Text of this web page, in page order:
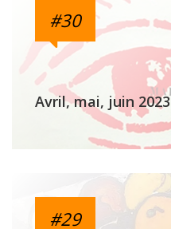
#30
Avril, mai, juin 2023
#29